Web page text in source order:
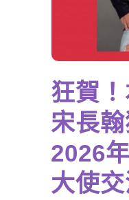
狂賀
宋長
2026
大使交